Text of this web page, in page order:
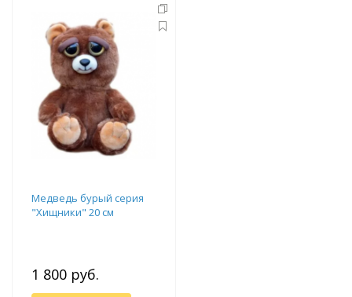
Медведь бурый серия
"Хищники" 20 см
1 800 руб.